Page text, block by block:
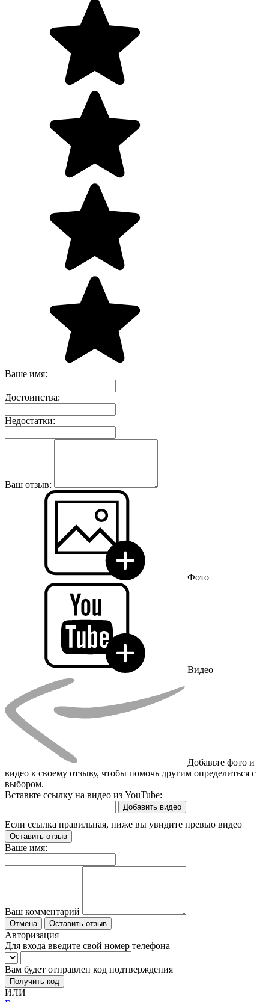
Ваше имя:
Достоинства:
Недостатки:
Ваш отзыв:
Фото
Видео
Добавьте фото и
видео к своему отзыву, чтобы помочь другим определиться с
выбором.
Вставьте ссылку на видео из YouTube:
Добавить видео
Если ссылка правильная, ниже вы увидите превью видео
Оставить отзыв
Ваше имя:
Ваш комментарий
Отмена Оставить отзыв
Авторизация
Для входа введите свой номер телефона
Вам будет отправлен код подтверждения
Получить код
ИЛИ